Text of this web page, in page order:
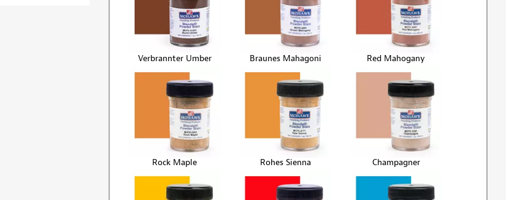
Verbrannter Umber Braunes Mahagoni Red Mahogany
Rock Maple Rohes Sienna Champagner